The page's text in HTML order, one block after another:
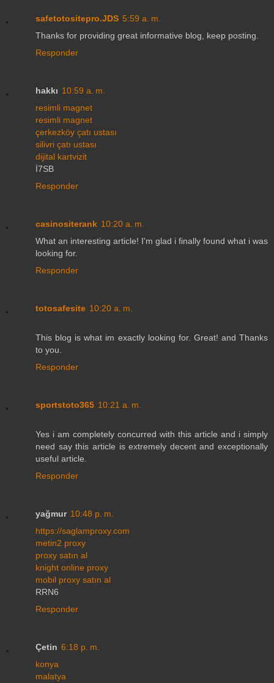
safetotositepro.JDS 5:59 a. m.
Thanks for providing great informative blog, keep posting.
Responder
hakkı 10:59 a. m.
resimli magnet
resimli magnet
çerkezköy çatı ustası
silivri çatı ustası
dijital kartvizit
İ7SB
Responder
casinositerank 10:20 a. m.
What an interesting article! I'm glad i finally found what i was
looking for.
Responder
totosafesite 10:20 a. m.
This blog is what im exactly looking for. Great! and Thanks
to you.
Responder
sportstoto365 10:21 a. m.
Yes i am completely concurred with this article and i simply
need say this article is extremely decent and exceptionally
useful article.
Responder
yağmur 10:48 p. m.
https://saglamproxy.com
metin2 proxy
proxy satın al
knight online proxy
mobil proxy satın al
RRN6
Responder
Çetin 6:18 p. m.
konya
malatya